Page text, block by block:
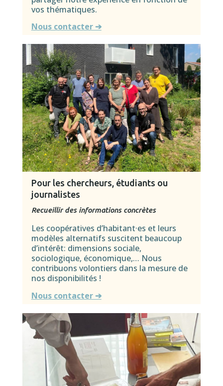
vos thématiques.
Nous contacter ➔
Pour les chercheurs, étudiants ou
journalistes
Recueillir des informations concrètes
Les coopératives d’habitant·es et leurs
modèles alternatifs suscitent beaucoup
d’intérêt: dimensions sociale,
sociologique, économique,… Nous
contribuons volontiers dans la mesure de
nos disponibilités !
Nous contacter ➔